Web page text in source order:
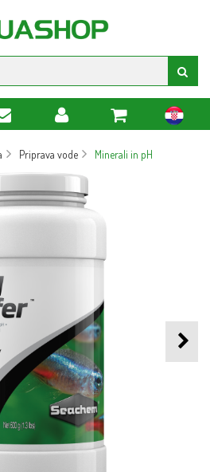
hr
Priprava vode Minerali in pH